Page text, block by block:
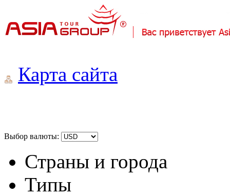
Карта сайта
Выбор валюты:
Страны и города
Типы